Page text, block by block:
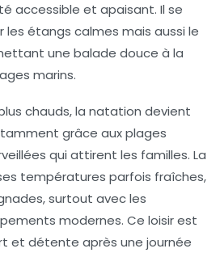
accessible et apaisant. Il se
étangs calmes mais aussi le
une balade douce à la
marins.
chauds, la natation devient
grâce aux plages
qui attirent les familles. La
températures parfois fraîches,
surtout avec les
modernes. Ce loisir est
et détente après une journée